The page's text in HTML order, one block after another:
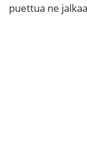
puettua ne